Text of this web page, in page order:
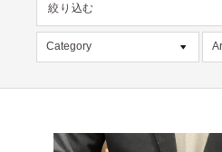
絞り込む
OFFICIAL
Director's
Category
デッドストック